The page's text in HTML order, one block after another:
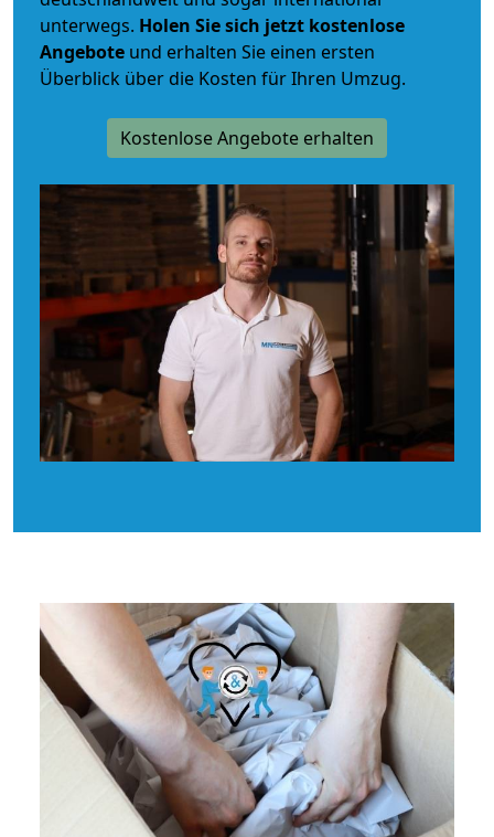
unterwegs. Holen Sie sich jetzt kostenlose
Angebote und erhalten Sie einen ersten
Überblick über die Kosten für Ihren Umzug.
Kostenlose Angebote erhalten